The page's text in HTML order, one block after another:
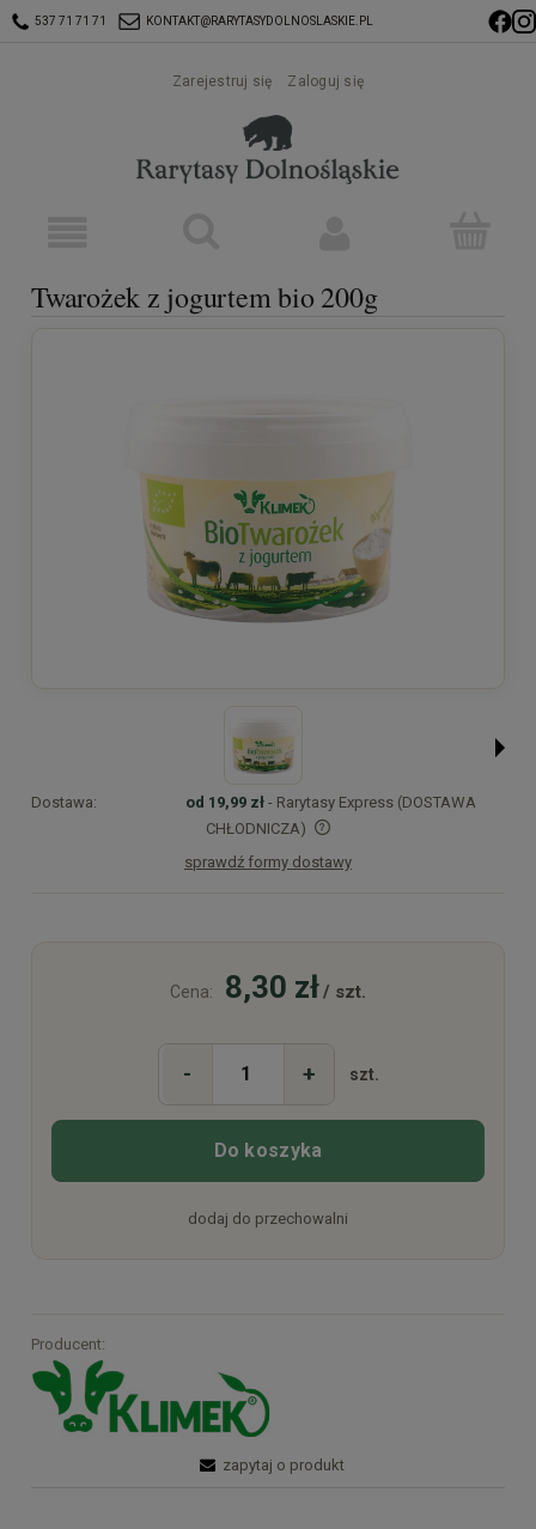
537 71 71 71 KONTAKT@RARYTASYDOLNOSLASKIE.PL
Zarejestruj się Zaloguj się
Twarożek z jogurtem bio 200g
Dostawa: od 19,99 zł - Rarytasy Express (DOSTAWA
CHŁODNICZA)
Cena nie zawiera ewentualnych kosztów płatności
sprawdź formy dostawy
Cena: 8,30 zł/ szt.
- + szt.
Do koszyka
dodaj do przechowalni
Producent:
zapytaj o produkt